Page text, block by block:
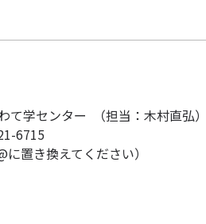
学センター （担当：木村直弘）
6715
置き換えてください）